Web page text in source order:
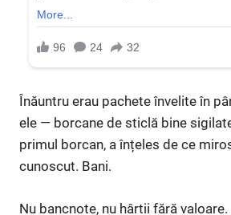
Înăuntru erau pachete învelite în
ele — borcane de sticlă bine
primul borcan, a înțeles de ce
cunoscut. Bani.
Nu bancnote, nu hârtii fără